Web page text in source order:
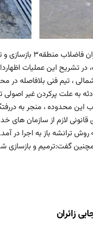
بازسازی و ترمیم شد.
، تیم فنی بلافاصله در
علت پرکردن غیر اصولی
این محدوده ، منجر به
لازم از سازمان های
بهره برداری از تاسیسات فاضلاب منطقه۳
زائران